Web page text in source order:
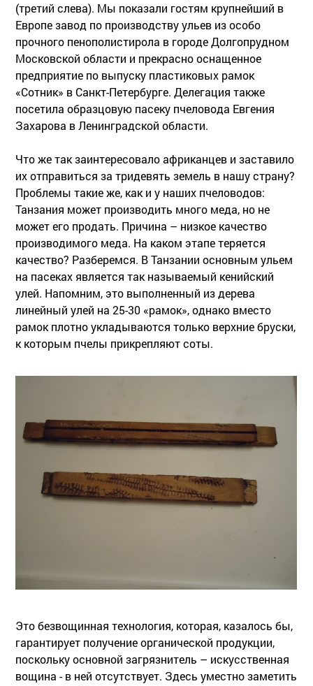
(третий слева). Мы показали гостям крупнейший в
Европе завод по производству ульев из особо
прочного пенополистирола в городе Долгопрудном
Московской области и прекрасно оснащенное
предприятие по выпуску пластиковых рамок
«Сотник» в Санкт-Петербурге. Делегация также
посетила образцовую пасеку пчеловода Евгения
Захарова в Ленинградской области.
Что же так заинтересовало африканцев и заставило
их отправиться за тридевять земель в нашу страну?
Проблемы такие же, как и у наших пчеловодов:
Танзания может производить много меда, но не
может его продать. Причина – низкое качество
производимого меда. На каком этапе теряется
качество? Разберемся. В Танзании основным ульем
на пасеках является так называемый кенийский
улей. Напомним, это выполненный из дерева
линейный улей на 25-30 «рамок», однако вместо
рамок плотно укладываются только верхние бруски,
к которым пчелы прикрепляют соты.
Это безвощинная технология, которая, казалось бы,
гарантирует получение органической продукции,
поскольку основной загрязнитель – искусственная
вощина - в ней отсутствует. Здесь уместно заметить